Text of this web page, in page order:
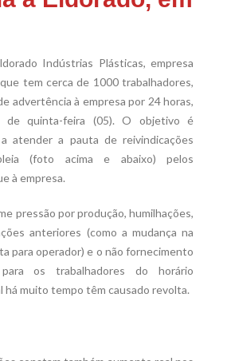
Indústrias Plásticas, empresa
tem cerca de 1000 trabalhadores,
advertência à empresa por 24 horas,
de quinta-feira (05). O objetivo é
atender a pauta de reivindicações
(foto acima e abaixo) pelos
à empresa.
pressão por produção, humilhações,
anteriores (como a mudança na
para operador) e o não fornecimento
os trabalhadores do horário
há muito tempo têm causado revolta.